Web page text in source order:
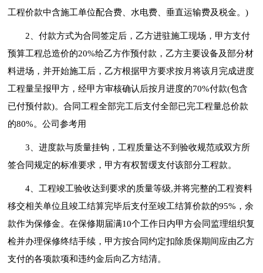
工程价款中含施工单位配合费、水电费、垂直运输费及税金。)
2、付款方式为合同签定后，乙方进驻施工现场，甲方支付
预算工程总造价的20%给乙方作预付款，乙方主要设备及部分材
料进场，并开始施工后，乙方根据甲方要求按月将该月完成进度
工程量呈报甲方，经甲方审核确认后按月进度的70%付款(包含
已付预付款)。合同工程全部完工后支付全部已完工程量总价款
的80%。公司参考用
3、进度款与质量挂钩，工程质量达不到验收规范或双方所
签合同规定的标准要求，甲方有权暂缓支付该部分工程款。
4、工程竣工验收达到要求的质量等级,并将完整的工程资料
移交相关单位且竣工结算完毕后支付至竣工结算价款的95%，余
款作为保修金。在保修期届满10个工作日内甲方会同监理组织复
检并办理保修终结手续，甲方按合同约定扣除质保期间应由乙方
支付的各项款项和违约金后向乙方结清。